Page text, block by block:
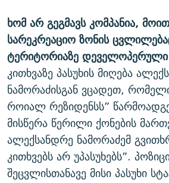
ხომ არ გეგმავს კომპანია,
სარეკრეაციო ზონის
ტერიტორიაზე დეველოპერული
კითხვაზე პასუხის მიღება
ნამორაძისგან ვცადეთ,
როიალ რეზიდენსს”
მისწერა წერილი ქონების
ალექსანდრე ნამორაძემ
კითხვებს არ უპასუხებს”.
შეცვლისთანავე მისი პასუხი